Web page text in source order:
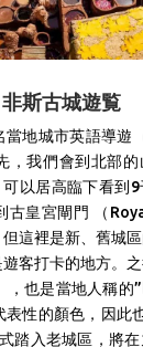
斯古城遊覧
當地城市英語導遊
，我們會到北部
以居高臨下看到9
古皇宮閘門 （
這裡是新、舊城
客打卡的地方。
也是當地人稱的
性的顏色，因此
踏入老城區，將